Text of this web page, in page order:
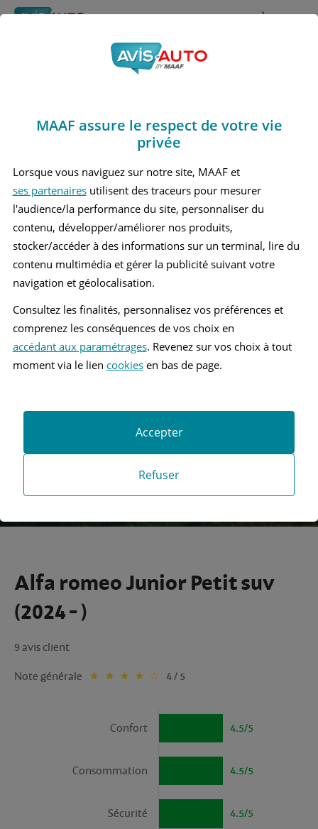
Rechercher À propos
Obtenir un devis d'assurance auto MAAF
Avis Alfa romeo Junior
Petit suv (2024 - )
Recherche d'un véhicule
Comparer deux véhicules
Recherche
Recherche avancée
Alfa romeo Junior Petit suv
(2024 - )
9 avis client
Note générale 4 / 5
4.5/5
Confort
4.5/5
Consommation
4.5/5
Sécurité
MAAF assure le respect de votre vie
privée
Lorsque vous naviguez sur notre site, MAAF et
ses partenairesutilisent des traceurs pour mesurer
l'audience/la performance du site, personnaliser du
contenu, développer/améliorer nos produits,
stocker/accéder à des informations sur un terminal, lire du
contenu multimédia et gérer la publicité suivant votre
navigation et géolocalisation.
Consultez les finalités, personnalisez vos préférences et
comprenez les conséquences de vos choix en
accédant aux paramétrages. Revenez sur vos choix à tout
moment via le lien cookiesen bas de page.
Refuser
Accepter